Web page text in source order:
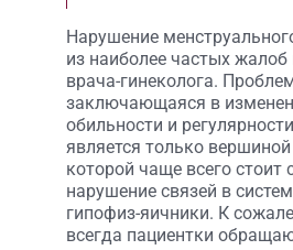
Нарушение
из наиболее частых жалоб
врача-гинеколога.
заключающаяся в
обильности и
является только вершиной
которой чаще всего стоит
нарушение связей в
гипофиз-яичники. К
всегда пациентки